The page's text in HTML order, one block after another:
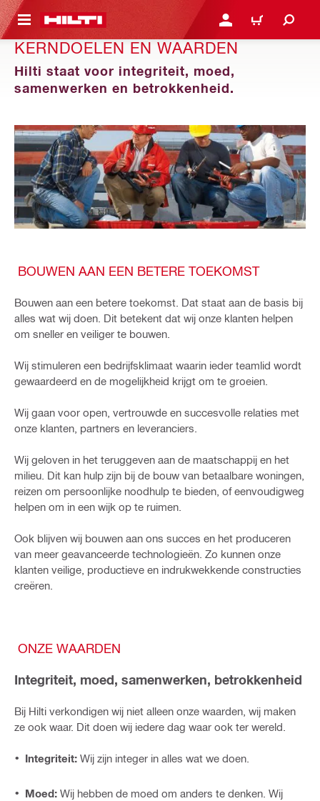
HOOFDINHOUD AANMELDEN OF
WINKELWAGEN
KERNDOELEN EN WAARDEN
Hilti staat voor integriteit, moed,
samenwerken en betrokkenheid.
BOUWEN AAN EEN BETERE TOEKOMST
Bouwen aan een betere toekomst. Dat staat aan de basis bij
alles wat wij doen. Dit betekent dat wij onze klanten helpen
om sneller en veiliger te bouwen.
Wij stimuleren een bedrijfsklimaat waarin ieder teamlid wordt
gewaardeerd en de mogelijkheid krijgt om te groeien.
Wij gaan voor open, vertrouwde en succesvolle relaties met
onze klanten, partners en leveranciers.
Wij geloven in het teruggeven aan de maatschappij en het
milieu. Dit kan hulp zijn bij de bouw van betaalbare woningen,
reizen om persoonlijke noodhulp te bieden, of eenvoudigweg
helpen om in een wijk op te ruimen.
Ook blijven wij bouwen aan ons succes en het produceren
van meer geavanceerde technologieën. Zo kunnen onze
klanten veilige, productieve en indrukwekkende constructies
creëren.
ONZE WAARDEN
Integriteit, moed, samenwerken, betrokkenheid
Bij Hilti verkondigen wij niet alleen onze waarden, wij maken
ze ook waar. Dit doen wij iedere dag waar ook ter wereld.
Integriteit: Wij zijn integer in alles wat we doen.
Moed: Wij hebben de moed om anders te denken. Wij